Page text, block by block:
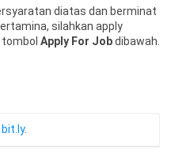
diatas dan berminat
silahkan apply
Apply For Jobdibawah.
bit.ly.